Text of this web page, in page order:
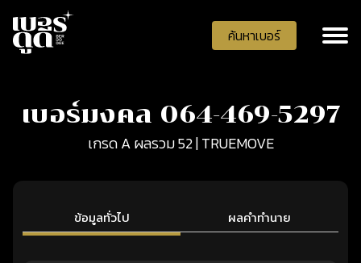
ค้นหาเบอร์
เบอร์มงคล 064-469-5297
เกรด A ผลรวม 52 | TRUEMOVE
ข้อมูลทั่วไป ผลคำทำนาย